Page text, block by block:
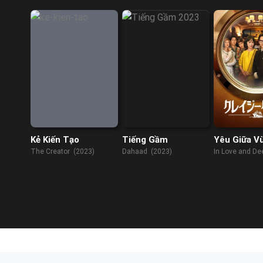
Kẻ Kiến Tạo
The Creator (2023)
Tiếng Gầm
Dahaad (2023)
Yêu Giữa
Dữ
In Love and